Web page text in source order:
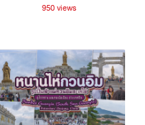
950 views